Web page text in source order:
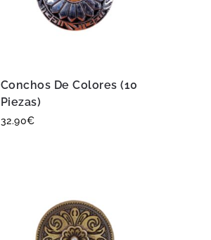
Conchos De Colores (10
Piezas)
32.90€